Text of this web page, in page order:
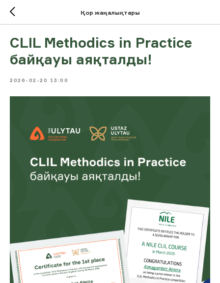
Қор жаңалықтары
CLIL Methodics in Practice
байқауы аяқталды!
2026-02-20 13:00